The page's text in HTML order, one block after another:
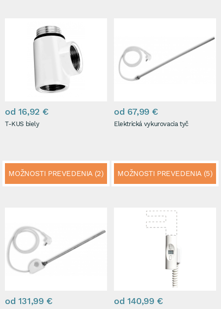
od 16,92 €
T-KUS biely
MOŽNOSTI PREVEDENIA (2)
od 67,99 €
Elektrická vykurovacia tyč
MOŽNOSTI PREVEDENIA (5)
od 131,99 € od 140,99 €